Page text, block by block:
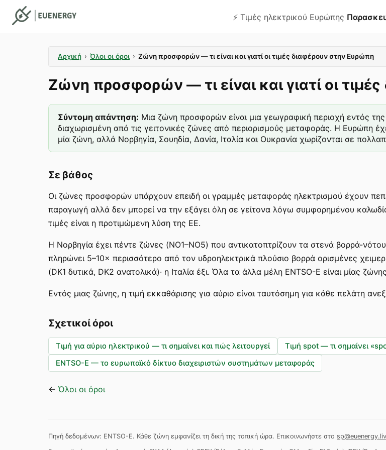
⚡️ Τιμές ηλεκτρικού Ευρώπης
Αρχική › Όλοι οι όροι › Ζώνη προσφορών — τι είναι και γιατί οι τιμές διαφέρουν στην Ευρώπη
Ζώνη προσφορών — τι είναι και γιατί οι
Σύντομη απάντηση: Μια ζώνη προσφορών είναι μια γεωγραφική περιοχή εντός
διαχωρισμένη από τις γειτονικές ζώνες από περιορισμούς μεταφοράς. Η Ευρώπη
μία ζώνη, αλλά Νορβηγία, Σουηδία, Δανία, Ιταλία και Ουκρανία χωρίζονται σε
Σε βάθος
Οι ζώνες προσφορών υπάρχουν επειδή οι γραμμές μεταφοράς ηλεκτρισμού έχουν
παραγωγή αλλά δεν μπορεί να την εξάγει όλη σε γείτονα λόγω συμφορημένου
τιμές είναι η προτιμώμενη λύση της ΕΕ.
Η Νορβηγία έχει πέντε ζώνες (NO1–NO5) που αντικατοπτρίζουν τα στενά βορρά-
πληρώνει 5–10× περισσότερο από τον υδροηλεκτρικά πλούσιο βορρά ορισμένες
(DK1 δυτικά, DK2 ανατολικά)· η Ιταλία έξι. Όλα τα άλλα μέλη ENTSO-E είναι μίας
Εντός μιας ζώνης, η τιμή εκκαθάρισης για αύριο είναι ταυτόσημη για κάθε πελάτη
Σχετικοί όροι
Τιμή για αύριο ηλεκτρικού — τι σημαίνει και πώς λειτουργεί
Τιμή spot — τι σημαίνει
ENTSO-E — το ευρωπαϊκό δίκτυο διαχειριστών συστημάτων μεταφοράς
← Όλοι οι όροι
Πηγή δεδομένων: ENTSO-E. Κάθε ζώνη εμφανίζει τη δική της τοπική ώρα. Επικοινωνήστε στο